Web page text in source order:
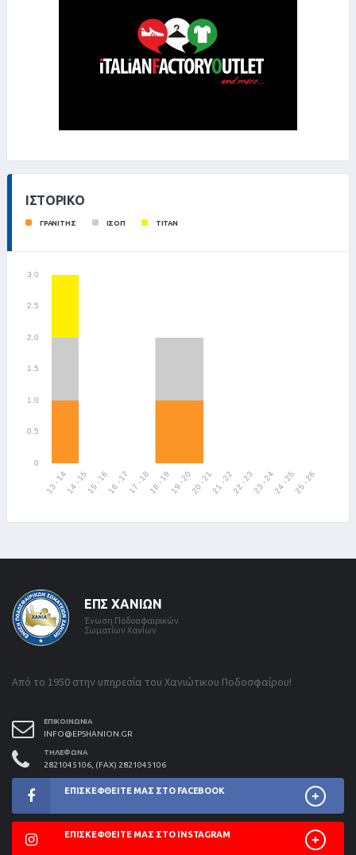
ΙΣΤΟΡΙΚΌ
ΓΡΑΝΙΤΗΣ ΙΣΟΠ ΤΙΤΑΝ
ΕΠΣ ΧΑΝΊΩΝ
Ένωση Ποδοσφαιρικών
Σωματίων Χανίων
Από το 1950 στην υπηρεσία του Χανιώτικου Ποδοσφαίρου!
ΕΠΙΚΟΙΝΩΝΊΑ
INFO@EPSHANION.GR
ΤΗΛΈΦΩΝΑ
2821045106, (FAX) 2821045106
ΕΠΙΣΚΕΦΘΕΊΤΕ ΜΑΣ ΣΤΟ FACEBOOK
ΕΠΙΣΚΕΦΘΕΊΤΕ ΜΑΣ ΣΤΟ INSTAGRAM